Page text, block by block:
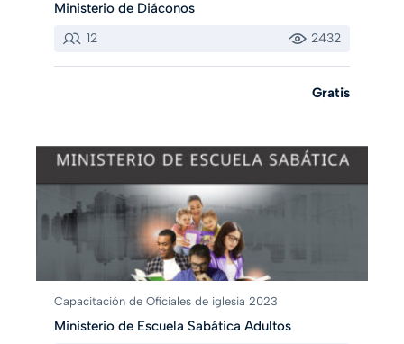
Ministerio de Diáconos
12 2432
Gratis
Capacitación de Oficiales de iglesia 2023
Ministerio de Escuela Sabática Adultos